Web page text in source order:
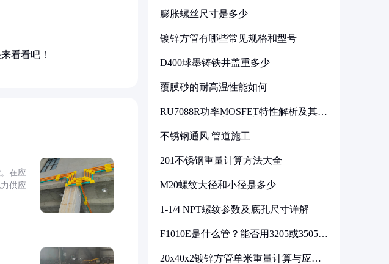
看看吧！
在应
供应
膨胀螺丝尺寸是多少
镀锌方管有哪些常见规格和型号
D400球墨铸铁井盖重多少
覆膜砂的耐高温性能如何
RU7088R功率MOSFET特性解析及其在
不锈钢通风 管道施工
201不锈钢重量计算方法大全
M20螺纹大径和小径是多少
1-1/4 NPT螺纹参数及底孔尺寸详解
F1010E是什么管？能否用3205或3505代
20x40x2镀锌方管单米重量计算与应用